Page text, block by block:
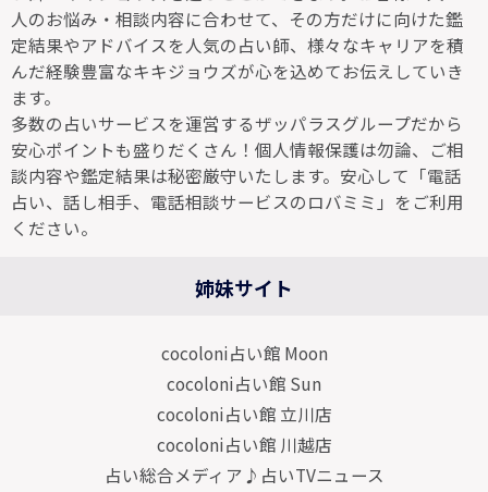
人のお悩み・相談内容に合わせて、その方だけに向けた鑑
定結果やアドバイスを人気の占い師、様々なキャリアを積
んだ経験豊富なキキジョウズが心を込めてお伝えしていき
ます。
多数の占いサービスを運営するザッパラスグループだから
安心ポイントも盛りだくさん！個人情報保護は勿論、ご相
談内容や鑑定結果は秘密厳守いたします。安心して「電話
占い、話し相手、電話相談サービスのロバミミ」をご利用
ください。
姉妹サイト
cocoloni占い館 Moon
cocoloni占い館 Sun
cocoloni占い館 立川店
cocoloni占い館 川越店
占い総合メディア♪占いTVニュース